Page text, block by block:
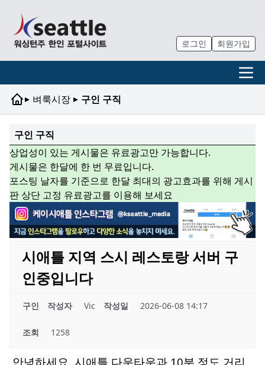
로그인 회원가입
▸ 벼룩시장 ▸ 구인 구직
구인 구직
상업성이 있는 게시물은 유료광고만 가능합니다.
게시물은 한달에 한 번 무료입니다.
포스팅 날자를 기준으로 한달 최대의 광고효과를 위해 게시
판 상단 고정 유료광고를 이용해 보세요
시애틀 지역 스시 레스토랑 서버 구
인중입니다
구인 작성자 Vic 작성일 2026-06-08 14:17
조회 1258
안녕하세요. 시애틀 다운타운과 10분 정도 거리